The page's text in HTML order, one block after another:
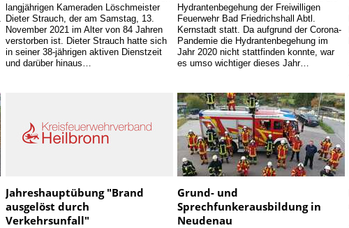
langjährigen Kameraden Löschmeister
Dieter Strauch, der am Samstag, 13.
November 2021 im Alter von 84 Jahren
verstorben ist. Dieter Strauch hatte sich
in seiner 38-jährigen aktiven Dienstzeit
und darüber hinaus…
Hydrantenbegehung der Freiwilligen
Feuerwehr Bad Friedrichshall Abtl.
Kernstadt statt. Da aufgrund der Corona-
Pandemie die Hydrantenbegehung im
Jahr 2020 nicht stattfinden konnte, war
es umso wichtiger dieses Jahr…
Jahreshauptübung "Brand
ausgelöst durch
Verkehrsunfall"
Grund- und
Sprechfunkerausbildung in
Neudenau